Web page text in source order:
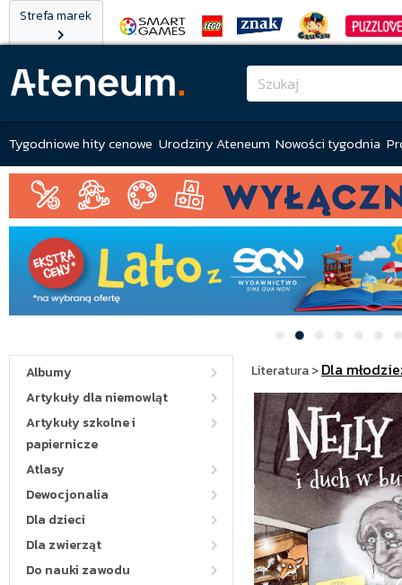
Strefa marek
Tygodniowe hity cenowe Urodziny Ateneum Nowości tygodnia
Albumy
Artykuły dla niemowląt
Artykuły szkolne i
papiernicze
Atlasy
Dewocjonalia
Dla dzieci
Dla zwierząt
Do nauki zawodu
Literatura>Dla